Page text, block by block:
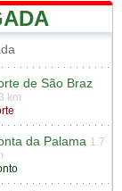
de São Braz
km
da Palama 1.7